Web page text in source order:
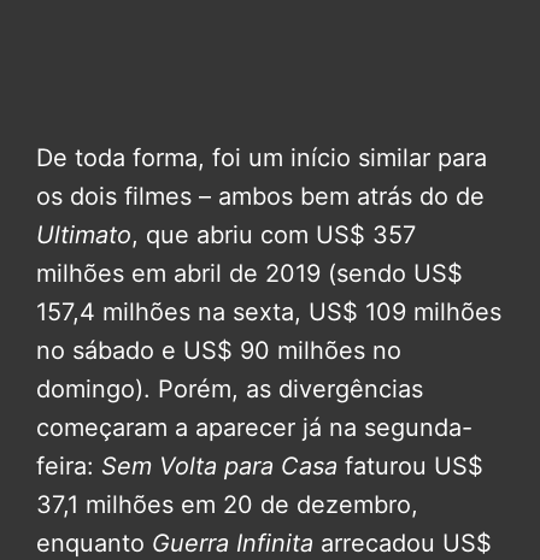
De toda forma, foi um início similar para
os dois filmes – ambos bem atrás do de
Ultimato, que abriu com US$ 357
milhões em abril de 2019 (sendo US$
157,4 milhões na sexta, US$ 109 milhões
no sábado e US$ 90 milhões no
domingo). Porém, as divergências
começaram a aparecer já na segunda-
feira: Sem Volta para Casa faturou US$
37,1 milhões em 20 de dezembro,
enquanto Guerra Infinita arrecadou US$